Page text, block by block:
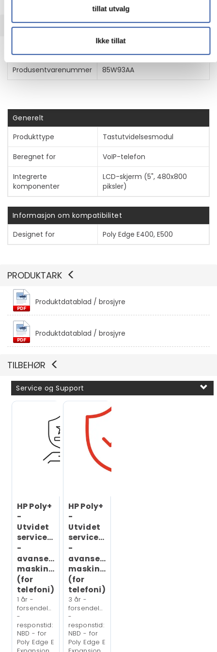
tillat utvalg
Ikke tillat
TEKNISK INFO
Produsentvarenummer
85W93AA
Generelt
Produkttype
Tastutvidelsesmodul
Beregnet for VoIP-telefon
Integrerte
komponenter
LCD-skjerm (5", 480x800
piksler)
Informasjon om kompatibilitet
Designet for
Poly Edge E400, E500
PRODUKTARK
Produktdatablad / brosjyre
Produktdatablad / brosjyre
TILBEHØR
Service og Support
HP Poly+
-
Utvidet
serviceavtale
-
avansert
maskinvarebytting
(for
telefoni)
1 år -
forsendelse
-
responstid:
NBD - for
Poly Edge E
HP Poly+
-
Utvidet
serviceavtale
-
avansert
maskinvarebytting
(for
telefoni)
3 år -
forsendelse
-
responstid:
NBD - for
Poly Edge E